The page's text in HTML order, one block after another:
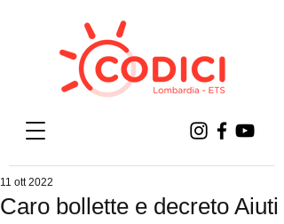
Caro bollette e decreto Aiuti
11 ott 2022